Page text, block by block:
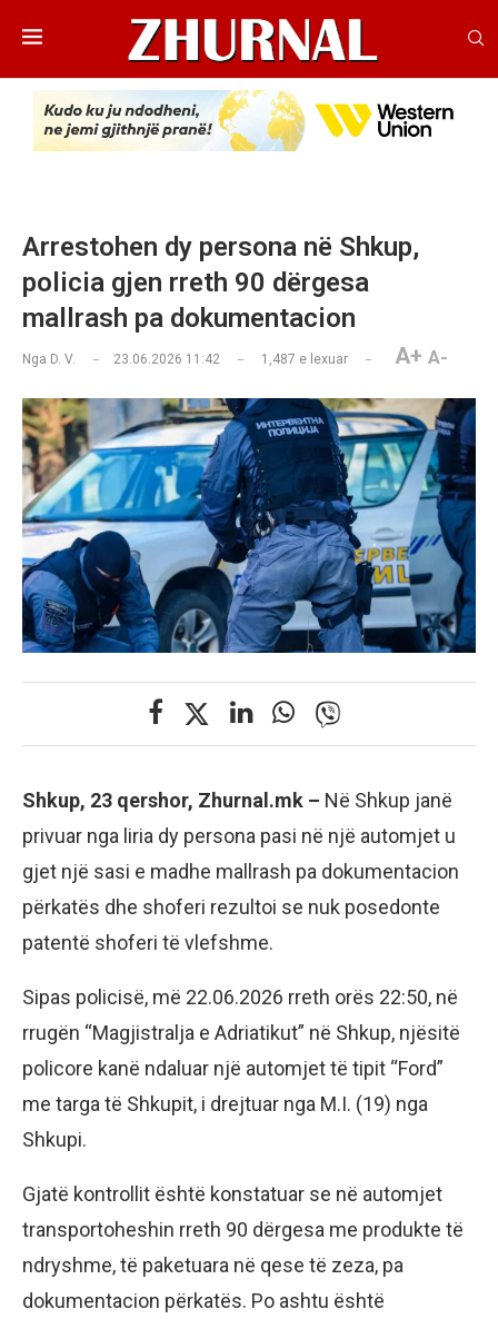
Arrestohen dy persona në Shkup,
policia gjen rreth 90 dërgesa
mallrash pa dokumentacion
Nga D. V. 23.06.2026 11:42 1,487 e lexuar A+ A-
Shkup, 23 qershor, Zhurnal.mk – Në Shkup janë
privuar nga liria dy persona pasi në një automjet u
gjet një sasi e madhe mallrash pa dokumentacion
përkatës dhe shoferi rezultoi se nuk posedonte
patentë shoferi të vlefshme.
Sipas policisë, më 22.06.2026 rreth orës 22:50, në
rrugën “Magjistralja e Adriatikut” në Shkup, njësitë
policore kanë ndaluar një automjet të tipit “Ford”
me targa të Shkupit, i drejtuar nga M.I. (19) nga
Shkupi.
Gjatë kontrollit është konstatuar se në automjet
transportoheshin rreth 90 dërgesa me produkte të
ndryshme, të paketuara në qese të zeza, pa
dokumentacion përkatës. Po ashtu është